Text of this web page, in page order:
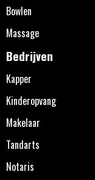
Bowlen
Massage
Bedrijven
Kapper
Kinderopvang
Makelaar
Tandarts
Notaris